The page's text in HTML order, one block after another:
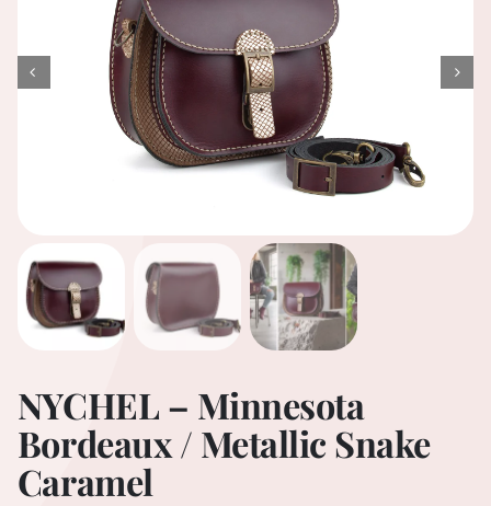
Winkelwagen
Mijn account
NYCHEL – Minnesota
Bordeaux / Metallic Snake
Caramel